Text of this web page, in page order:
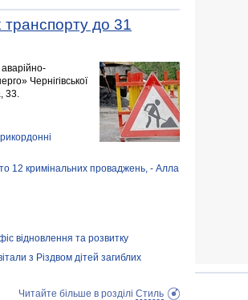
до 31
Чернігівської
33.
12 кримінальних проваджень, - Алла
відновлення та розвитку
з Різдвом дітей загиблих
Читайте більше в розділі Стиль